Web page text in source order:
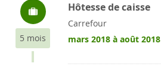
5 mois
Hôtesse de caisse
Carrefour
mars 2018 à août 2018